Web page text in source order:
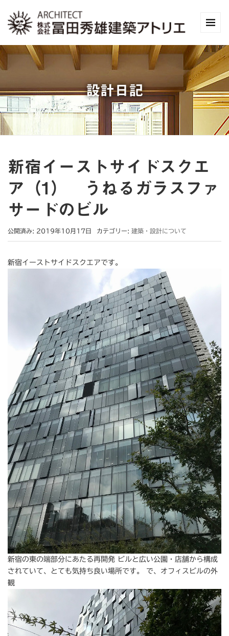
設計日記
新宿イーストサイドスクエ
ア（1） うねるガラスファ
サードのビル
公開済み: 2019年10月17日 カテゴリー: 建築・設計について
新宿イーストサイドスクエアです。
新宿の東の端部分にあたる再開発 ビルと広い公園・店舗から構成
されていて、とても気持ち良い場所です。 で、オフィスビルの外
観